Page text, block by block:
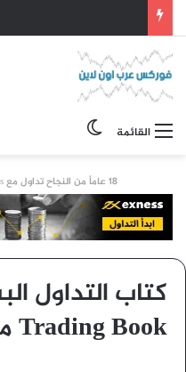
القائمة
18 عاماً من النجاح تداول مع Exness أفضل وسيط مرخص وموثوق
Trading Book مترجم الي العربية